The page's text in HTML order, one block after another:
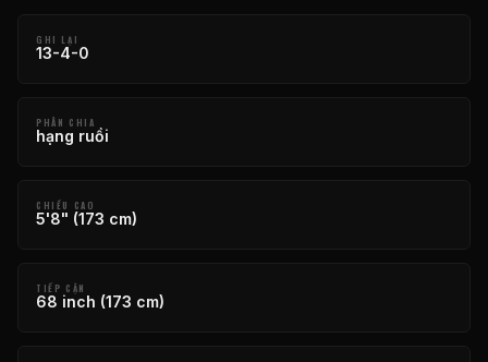
GHI LẠI
13-4-0
PHÂN CHIA
hạng ruồi
CHIỀU CAO
5'8" (173 cm)
TIẾP CẬN
68 inch (173 cm)